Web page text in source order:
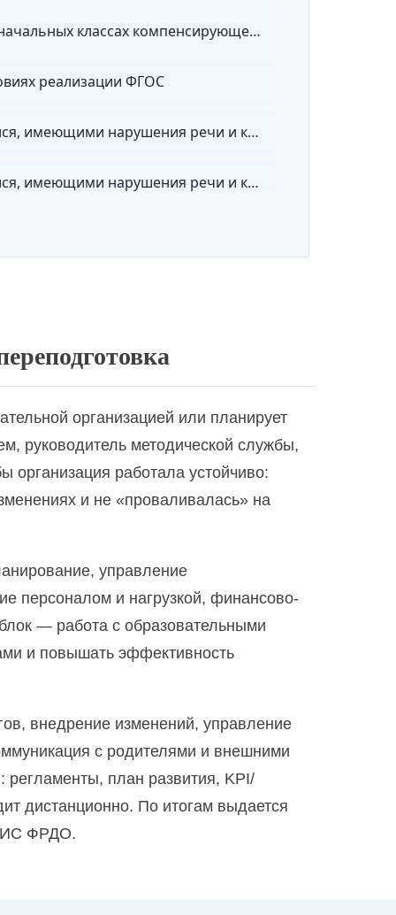
Коррекционная педагогика в начальном образовании. Преподавание в начальных классах и начальных классах компенсирующего и коррекционно-развивающего образования
реализации ФГОС
Логопедия. Содержание и организация коррекционно-педагогической работы с обучающимися, имеющими нарушения речи и коммуникации, с дополнительной специализацией в области дефектологии
Логопедия. Содержание и организация коррекционно-педагогической работы с обучающимися, имеющими нарушения речи и коммуникации, с дополнительной специализацией в области дошкольной дефектологии
организации
в условиях реализации ФГОС
в рамках ФГОС
психологии
Преподавание в начальных классах с дополнительной подготовкой в области методики обучения предмету «Математика» с учетом требований ФГОС ООО
организацией или планирует
руководитель методической службы,
организация работала устойчиво:
и не «проваливалась» на
управление
персоналом и нагрузкой, финансово-
— работа с образовательными
и повышать эффективность
внедрение изменений, управление
с родителями и внешними
план развития, KPI/
дистанционно. По итогам выдается
ФРДО.